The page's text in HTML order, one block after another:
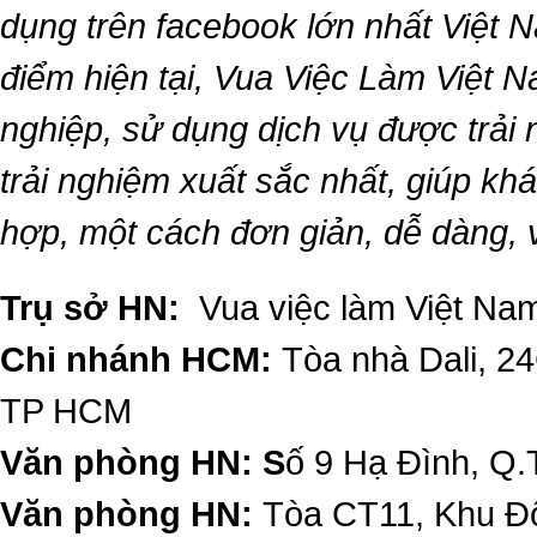
dụng trên facebook lớn nhất Việt
điểm hiện tại, Vua Việc Làm Việt
nghiệp, sử dụng dịch vụ được trải
trải nghiệm xuất sắc nhất, giúp
hợp, một cách đơn giản, dễ dàng,
Trụ sở HN: Vua việc làm Việt
Chi nhánh HCM: Tòa nhà Dali,
TP HCM
Văn phòng HN: Số 9 Hạ Đình,
Văn phòng HN: Tòa CT11, Khu